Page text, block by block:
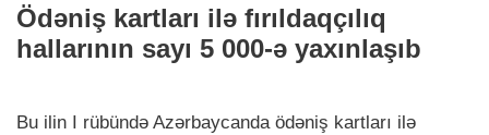
Ödəniş kartları ilə fırıldaqçılıq
hallarının sayı 5 000-ə yaxınlaşıb
Bu ilin I rübündə Azərbaycanda ödəniş kartları ilə